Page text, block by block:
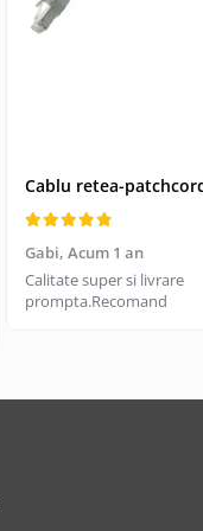
Gabi, Acum 1 an
Calitate super si livrare
prompta.Recomand